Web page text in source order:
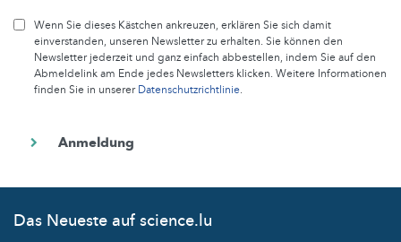
Wenn Sie dieses Kästchen ankreuzen, erklären Sie sich damit
einverstanden, unseren Newsletter zu erhalten. Sie können den
Newsletter jederzeit und ganz einfach abbestellen, indem Sie auf den
Abmeldelink am Ende jedes Newsletters klicken. Weitere Informationen
finden Sie in unsererDatenschutzrichtlinie.
Das Neueste auf science.lu